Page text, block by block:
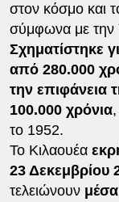
στον κόσμο και
σύμφωνα με την
Σχηματίστηκε
από 280.000
την επιφάνεια
100.000 χρόνια,
το 1952.
Το Κιλαουέα
23 Δεκεμβρίου
τελειώνουν